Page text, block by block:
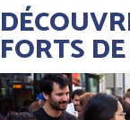
FORTS